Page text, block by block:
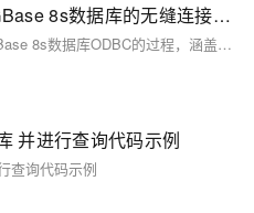
Linux下ODBC与 南大通用GBase 8s数据库的无缝连接配置指南
本文详细介绍在Linux系统下配置GBase 8s数据库ODBC的过程，涵盖环境变量设置、ODBC配置文件编辑及连接测试等步骤。首先配置数据库环境变量如GBASEDBTDIR、PATH等，接着修改odbcinst.ini和odbc.ini文件，指定驱动路径、数据库名称等信息，最后通过catalog.c工具或isql命令验证ODBC连接是否成功。
并进行查询代码示例
查询代码示例